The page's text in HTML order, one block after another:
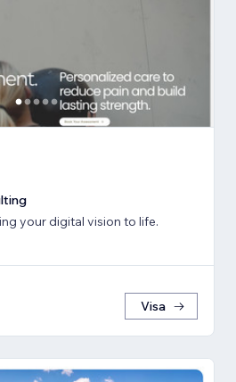
your digital vision to life.
Visa